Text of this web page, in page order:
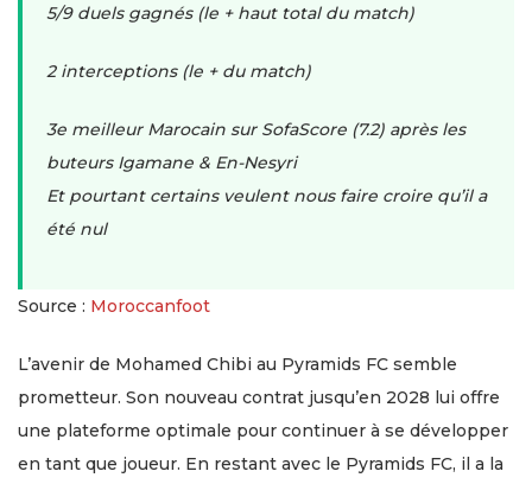
5/9 duels gagnés (le + haut total du match)
2 interceptions (le + du match)
3e meilleur Marocain sur SofaScore (7.2) après les
buteurs Igamane & En-Nesyri
Et pourtant certains veulent nous faire croire qu’il a
été nul
Source : Moroccanfoot
L’avenir de Mohamed Chibi au Pyramids FC semble
prometteur. Son nouveau contrat jusqu’en 2028 lui offre
une plateforme optimale pour continuer à se développer
en tant que joueur. En restant avec le Pyramids FC, il a la